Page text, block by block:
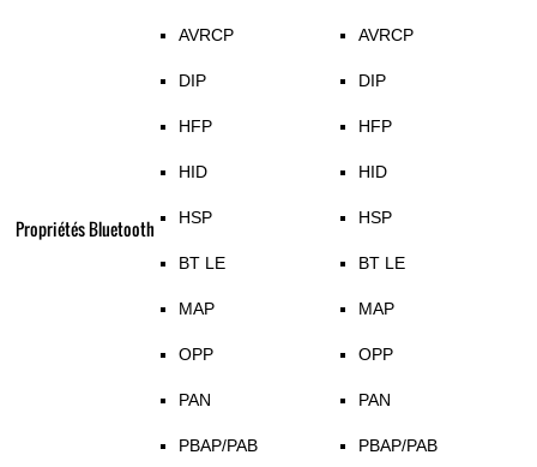
Propriétés Bluetooth
AVRCP
DIP
HFP
HID
HSP
BT LE
MAP
OPP
PAN
PBAP/PAB
AVRCP
DIP
HFP
HID
HSP
BT LE
MAP
OPP
PAN
PBAP/PAB